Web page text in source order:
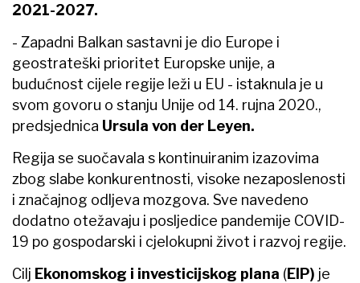
2021-2027.
- Zapadni Balkan sastavni je dio Europe i
geostrateški prioritet Europske unije, a
budućnost cijele regije leži u EU - istaknula je u
svom govoru o stanju Unije od 14. rujna 2020.,
predsjednica Ursula von der Leyen.
Regija se suočavala s kontinuiranim izazovima
zbog slabe konkurentnosti, visoke nezaposlenosti
i značajnog odljeva mozgova. Sve navedeno
dodatno otežavaju i posljedice pandemije COVID-
19 po gospodarski i cjelokupni život i razvoj regije.
Cilj Ekonomskog i investicijskog plana (EIP) je